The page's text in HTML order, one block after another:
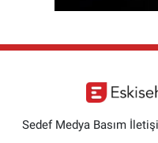
Sedef Medya Basım